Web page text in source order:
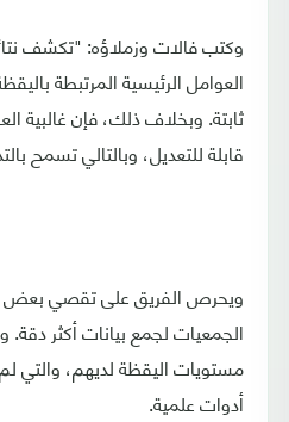
وكتب فالات وزملاؤه: "تكشف
العوامل الرئيسية المرتبطة
ثابتة. وبخلاف ذلك، فإن غالبية
قابلة للتعديل، وبالتالي تسمح
ويحرص الفريق على تقصي بعض
الجمعيات لجمع بيانات أكثر دقة.
مستويات اليقظة لديهم، والتي
أدوات علمية.